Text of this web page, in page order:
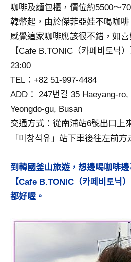
光
合
作
達
人
★
咖啡及麵包櫃，價位約5500～
韓幣起，由於傑菲亞娃不喝咖
感覺這家咖啡應該很不錯，如
【Cafe B.TONIC（카페비토닉
23:00
TEL：+82 51-997-4484
ADD： 247번길 35 Haeyang-
Yeongdo-gu, Busan
交通方式：從南浦站6號出口上
「미창석유」站下車後往左前
到韓國釜山旅遊，想邊喝咖啡
【Cafe B.TONIC（카페비토닉
都好喔。